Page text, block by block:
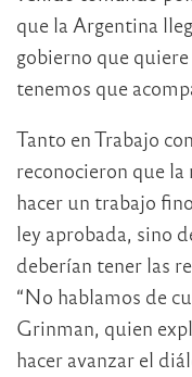
que la Argentina
gobierno que
tenemos que
Tanto en Trabajo
reconocieron que
hacer un trabajo
ley aprobada, sino
deberían tener las
“No hablamos de
Grinman, quien
hacer avanzar el